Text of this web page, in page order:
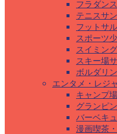
フラダン
テニスサ
フットサ
スポーツ
スイミン
スキー場
ボルダリ
エンタメ・レジ
キャンプ
グランピ
バーベキ
漫画喫茶